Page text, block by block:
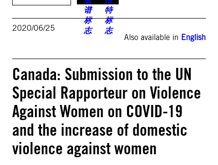
2020/06/25
Also available in English
Canada: Submission to the UN
Special Rapporteur on Violence
Against Women on COVID-19
and the increase of domestic
violence against women